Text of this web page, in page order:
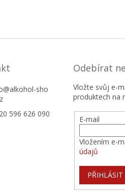
@alkohol-sho
596 626 090
Odebírat
Vložte svůj e-
produktech na
E-mail
Vložením e-
údajů
PŘIHLÁSIT